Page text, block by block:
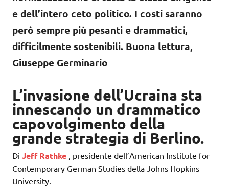
e dell’intero ceto politico. I costi saranno
però sempre più pesanti e drammatici,
difficilmente sostenibili. Buona lettura,
Giuseppe Germinario
L’invasione dell’Ucraina sta
innescando un drammatico
capovolgimento della
grande strategia di Berlino.
Di Jeff Rathke , presidente dell’American Institute for
Contemporary German Studies della Johns Hopkins
University.